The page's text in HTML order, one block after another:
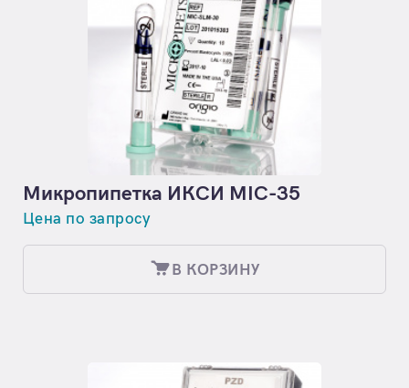
Микропипетка ИКСИ MIC-35
Цена по запросу
В КОРЗИНУ